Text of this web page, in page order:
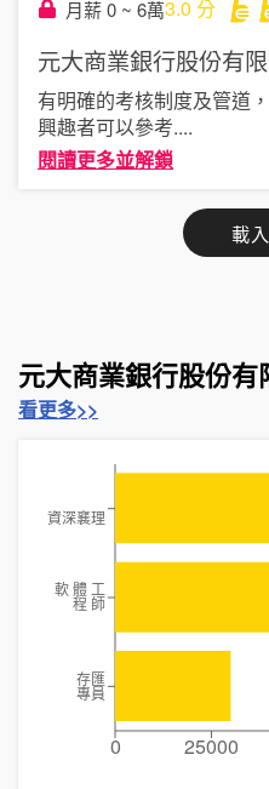
月薪 0 ~ 6萬3.0 分
元大商業銀行股份有
有明確的考核制度及管道
興趣者可以參考....
閱讀更多並解鎖
載
元大商業銀行股份
看更多>>
0 25000
資深襄理
軟 體 工
程 師
存匯
專員